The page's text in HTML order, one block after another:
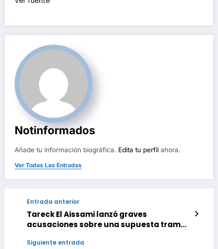
Notinformados
Añade tu información biográfica. Edita tu perfil ahora.
Ver Todas Las Entradas
Entrada anterior
Tareck El Aissami lanzó graves
acusaciones sobre una supuesta trama
Siguiente entrada